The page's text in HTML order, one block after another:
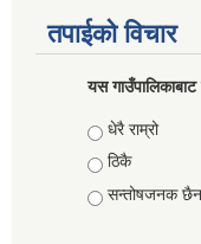
तपाईको विचार
यस
Choices
धेरै राम्रो
ठिकै
सन्तोषजनक छैन